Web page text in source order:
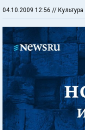
04.10.2009 12:56 // Культура